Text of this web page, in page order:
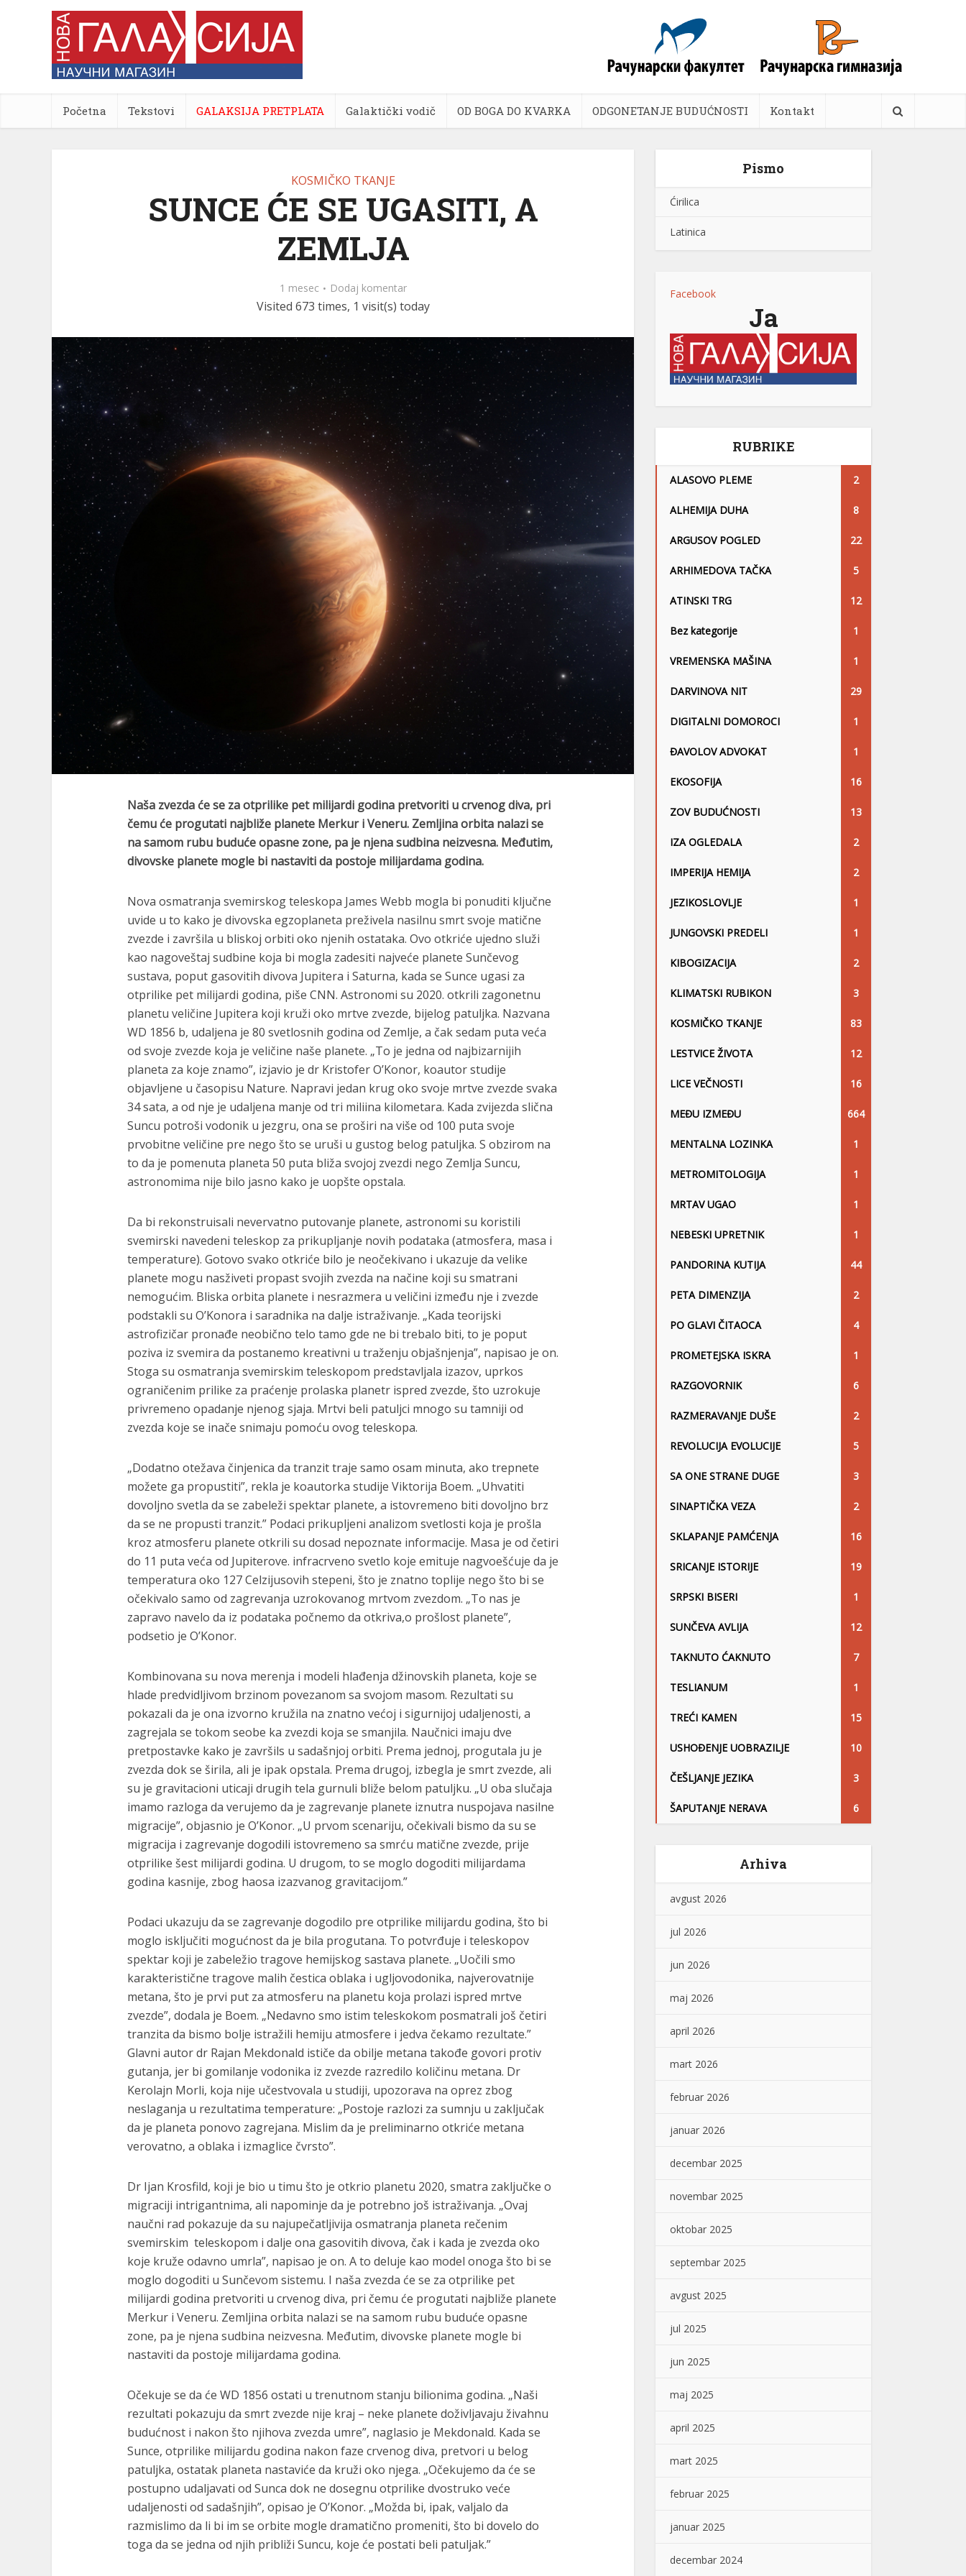
Početna Tekstovi GALAKSIJA PRETPLATA Galaktički vodič OD BOGA DO KVARKA ODGONETANJE BUDUĆNOSTI Kontakt
KOSMIČKO TKANJE
SUNCE ĆE SE UGASITI, A
ZEMLJA
1 mesec Dodaj komentar
Visited 673 times, 1 visit(s) today
Naša zvezda će se za otprilike pet milijardi godina pretvoriti u crvenog diva, pri
čemu će progutati najbliže planete Merkur i Veneru. Zemljina orbita nalazi se
na samom rubu buduće opasne zone, pa je njena sudbina neizvesna. Međutim,
divovske planete mogle bi nastaviti da postoje milijardama godina.
Nova osmatranja svemirskog teleskopa James Webb mogla bi ponuditi ključne
uvide u to kako je divovska egzoplaneta preživela nasilnu smrt svoje matične
zvezde i završila u bliskoj orbiti oko njenih ostataka. Ovo otkriće ujedno služi
kao nagoveštaj sudbine koja bi mogla zadesiti najveće planete Sunčevog
sustava, poput gasovitih divova Jupitera i Saturna, kada se Sunce ugasi za
otprilike pet milijardi godina, piše CNN. Astronomi su 2020. otkrili zagonetnu
planetu veličine Jupitera koji kruži oko mrtve zvezde, bijelog patuljka. Nazvana
WD 1856 b, udaljena je 80 svetlosnih godina od Zemlje, a čak sedam puta veća
od svoje zvezde koja je veličine naše planete. „To je jedna od najbizarnijih
planeta za koje znamo”, izjavio je dr Kristofer O’Konor, koautor studije
objavljene u časopisu Nature. Napravi jedan krug oko svoje mrtve zvezde svaka
34 sata, a od nje je udaljena manje od tri miliina kilometara. Kada zvijezda slična
Suncu potroši vodonik u jezgru, ona se proširi na više od 100 puta svoje
prvobitne veličine pre nego što se uruši u gustog belog patuljka. S obzirom na
to da je pomenuta planeta 50 puta bliža svojoj zvezdi nego Zemlja Suncu,
astronomima nije bilo jasno kako je uopšte opstala.
Da bi rekonstruisali nevervatno putovanje planete, astronomi su koristili
svemirski navedeni teleskop za prikupljanje novih podataka (atmosfera, masa i
temperature). Gotovo svako otkriće bilo je neočekivano i ukazuje da velike
planete mogu nasživeti propast svojih zvezda na načine koji su smatrani
nemogućim. Bliska orbita planete i nesrazmera u veličini između nje i zvezde
podstakli su O’Konora i saradnika na dalje istraživanje. „Kada teorijski
astrofizičar pronađe neobično telo tamo gde ne bi trebalo biti, to je poput
poziva iz svemira da postanemo kreativni u traženju objašnjenja”, napisao je on.
Stoga su osmatranja svemirskim teleskopom predstavljala izazov, uprkos
ograničenim prilike za praćenje prolaska planetr ispred zvezde, što uzrokuje
privremeno opadanje njenog sjaja. Mrtvi beli patuljci mnogo su tamniji od
zvezda koje se inače snimaju pomoću ovog teleskopa.
„Dodatno otežava činjenica da tranzit traje samo osam minuta, ako trepnete
možete ga propustiti”, rekla je koautorka studije Viktorija Boem. „Uhvatiti
dovoljno svetla da se zabeleži spektar planete, a istovremeno biti dovoljno brz
da se ne propusti tranzit.” Podaci prikupljeni analizom svetlosti koja je prošla
kroz atmosferu planete otkrili su dosad nepoznate informacije. Masa je od četiri
do 11 puta veća od Jupiterove. infracrveno svetlo koje emituje nagvoešćuje da je
temperatura oko 127 Celzijusovih stepeni, što je znatno toplije nego što bi se
očekivalo samo od zagrevanja uzrokovanog mrtvom zvezdom. „To nas je
zapravo navelo da iz podataka počnemo da otkriva,o prošlost planete”,
podsetio je O’Konor.
Kombinovana su nova merenja i modeli hlađenja džinovskih planeta, koje se
hlade predvidljivom brzinom povezanom sa svojom masom. Rezultati su
pokazali da je ona izvorno kružila na znatno većoj i sigurnijoj udaljenosti, a
zagrejala se tokom seobe ka zvezdi koja se smanjila. Naučnici imaju dve
pretpostavke kako je završils u sadašnjoj orbiti. Prema jednoj, progutala ju je
zvezda dok se širila, ali je ipak opstala. Prema drugoj, izbegla je smrt zvezde, ali
su je gravitacioni uticaji drugih tela gurnuli bliže belom patuljku. „U oba slučaja
imamo razloga da verujemo da je zagrevanje planete iznutra nuspojava nasilne
migracije”, objasnio je O’Konor. „U prvom scenariju, očekivali bismo da su se
migracija i zagrevanje dogodili istovremeno sa smrću matične zvezde, prije
otprilike šest milijardi godina. U drugom, to se moglo dogoditi milijardama
godina kasnije, zbog haosa izazvanog gravitacijom.”
Podaci ukazuju da se zagrevanje dogodilo pre otprilike milijardu godina, što bi
moglo isključiti mogućnost da je bila progutana. To potvrđuje i teleskopov
spektar koji je zabeležio tragove hemijskog sastava planete. „Uočili smo
karakteristične tragove malih čestica oblaka i ugljovodonika, najverovatnije
metana, što je prvi put za atmosferu na planetu koja prolazi ispred mrtve
zvezde”, dodala je Boem. „Nedavno smo istim teleskokom posmatrali još četiri
tranzita da bismo bolje istražili hemiju atmosfere i jedva čekamo rezultate.”
Glavni autor dr Rajan Mekdonald ističe da obilje metana takođe govori protiv
gutanja, jer bi gomilanje vodonika iz zvezde razredilo količinu metana. Dr
Kerolajn Morli, koja nije učestvovala u studiji, upozorava na oprez zbog
neslaganja u rezultatima temperature: „Postoje razlozi za sumnju u zaključak
da je planeta ponovo zagrejana. Mislim da je preliminarno otkriće metana
verovatno, a oblaka i izmaglice čvrsto”.
Dr Ijan Krosfild, koji je bio u timu što je otkrio planetu 2020, smatra zaključke o
migraciji intrigantnima, ali napominje da je potrebno još istraživanja. „Ovaj
naučni rad pokazuje da su najupečatljivija osmatranja planeta rečenim
svemirskim teleskopom i dalje ona gasovitih divova, čak i kada je zvezda oko
koje kruže odavno umrla”, napisao je on. A to deluje kao model onoga što bi se
moglo dogoditi u Sunčevom sistemu. I naša zvezda će se za otprilike pet
milijardi godina pretvoriti u crvenog diva, pri čemu će progutati najbliže planete
Merkur i Veneru. Zemljina orbita nalazi se na samom rubu buduće opasne
zone, pa je njena sudbina neizvesna. Međutim, divovske planete mogle bi
nastaviti da postoje milijardama godina.
Očekuje se da će WD 1856 ostati u trenutnom stanju bilionima godina. „Naši
rezultati pokazuju da smrt zvezde nije kraj – neke planete doživljavaju živahnu
budućnost i nakon što njihova zvezda umre”, naglasio je Mekdonald. Kada se
Sunce, otprilike milijardu godina nakon faze crvenog diva, pretvori u belog
patuljka, ostatak planeta nastaviće da kruži oko njega. „Očekujemo da će se
postupno udaljavati od Sunca dok ne dosegnu otprilike dvostruko veće
udaljenosti od sadašnjih”, opisao je OʼKonor. „Možda bi, ipak, valjalo da
razmislimo da li bi im se orbite mogle dramatično promeniti, što bi dovelo do
toga da se jedna od njih približi Suncu, koje će postati beli patuljak.”
Pismo
Ćirilica
Latinica
Facebook
Ja
RUBRIKE
ALASOVO PLEME 2
ALHEMIJA DUHA 8
ARGUSOV POGLED 22
ARHIMEDOVA TAČKA 5
ATINSKI TRG 12
Bez kategorije 1
VREMENSKA MAŠINA 1
DARVINOVA NIT 29
DIGITALNI DOMOROCI 1
ĐAVOLOV ADVOKAT 1
EKOSOFIJA 16
ZOV BUDUĆNOSTI 13
IZA OGLEDALA 2
IMPERIJA HEMIJA 2
JEZIKOSLOVLJE 1
JUNGOVSKI PREDELI 1
KIBOGIZACIJA 2
KLIMATSKI RUBIKON 3
KOSMIČKO TKANJE 83
LESTVICE ŽIVOTA 12
LICE VEČNOSTI 16
MEĐU IZMEĐU 664
MENTALNA LOZINKA 1
METROMITOLOGIJA 1
MRTAV UGAO 1
NEBESKI UPRETNIK 1
PANDORINA KUTIJA 44
PETA DIMENZIJA 2
PO GLAVI ČITAOCA 4
PROMETEJSKA ISKRA 1
RAZGOVORNIK 6
RAZMERAVANJE DUŠE 2
REVOLUCIJA EVOLUCIJE 5
SA ONE STRANE DUGE 3
SINAPTIČKA VEZA 2
SKLAPANJE PAMĆENJA 16
SRICANJE ISTORIJE 19
SRPSKI BISERI 1
SUNČEVA AVLIJA 12
TAKNUTO ĆAKNUTO 7
TESLIANUM 1
TREĆI KAMEN 15
USHOĐENJE UOBRAZILJE 10
ČEŠLJANJE JEZIKA 3
ŠAPUTANJE NERAVA 6
Arhiva
avgust 2026
jul 2026
jun 2026
maj 2026
april 2026
mart 2026
februar 2026
januar 2026
decembar 2025
novembar 2025
oktobar 2025
septembar 2025
avgust 2025
jul 2025
jun 2025
maj 2025
april 2025
mart 2025
februar 2025
januar 2025
decembar 2024